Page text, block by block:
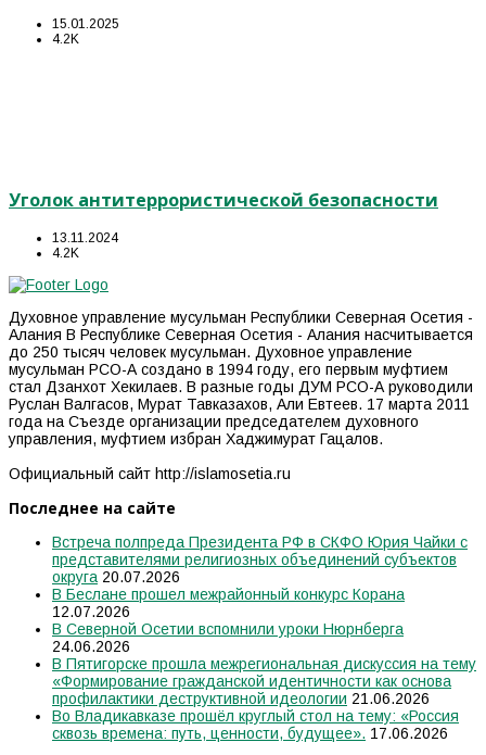
15.01.2025
4.2K
Уголок антитеррористической безопасности
13.11.2024
4.2K
Духовное управление мусульман Республики Северная Осетия -
Алания В Республике Северная Осетия - Алания насчитывается
до 250 тысяч человек мусульман. Духовное управление
мусульман РСО-А создано в 1994 году, его первым муфтием
стал Дзанхот Хекилаев. В разные годы ДУМ РСО-А руководили
Руслан Валгасов, Мурат Тавказахов, Али Евтеев. 17 марта 2011
года на Съезде организации председателем духовного
управления, муфтием избран Хаджимурат Гацалов.
Официальный сайт http://islamosetia.ru
Последнее на сайте
Встреча полпреда Президента РФ в СКФО Юрия Чайки с
представителями религиозных объединений субъектов
округа 20.07.2026
В Беслане прошел межрайонный конкурс Корана
12.07.2026
В Северной Осетии вспомнили уроки Нюрнберга
24.06.2026
В Пятигорске прошла межрегиональная дискуссия на тему
«Формирование гражданской идентичности как основа
профилактики деструктивной идеологии 21.06.2026
Во Владикавказе прошёл круглый стол на тему: «Россия
сквозь времена: путь, ценности, будущее». 17.06.2026